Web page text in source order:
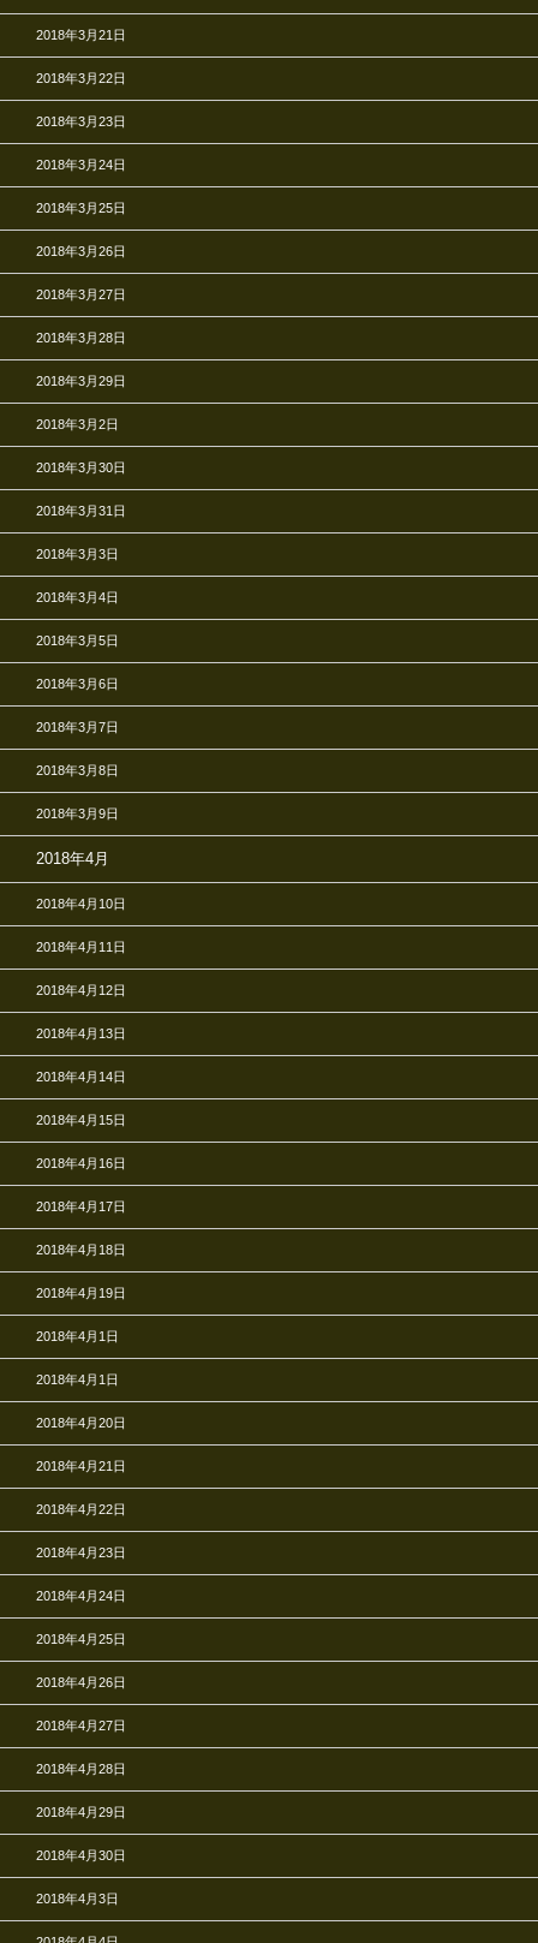
2018年3月21日
2018年3月22日
2018年3月23日
2018年3月24日
2018年3月25日
2018年3月26日
2018年3月27日
2018年3月28日
2018年3月29日
2018年3月2日
2018年3月30日
2018年3月31日
2018年3月3日
2018年3月4日
2018年3月5日
2018年3月6日
2018年3月7日
2018年3月8日
2018年3月9日
2018年4月
2018年4月10日
2018年4月11日
2018年4月12日
2018年4月13日
2018年4月14日
2018年4月15日
2018年4月16日
2018年4月17日
2018年4月18日
2018年4月19日
2018年4月1日
2018年4月1日
2018年4月20日
2018年4月21日
2018年4月22日
2018年4月23日
2018年4月24日
2018年4月25日
2018年4月26日
2018年4月27日
2018年4月28日
2018年4月29日
2018年4月30日
2018年4月3日